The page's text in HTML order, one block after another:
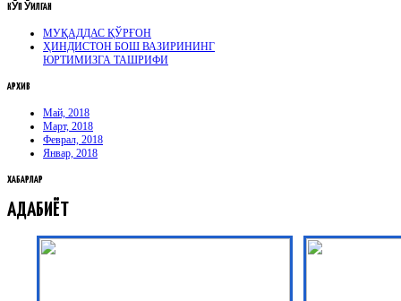
КӮП ӮҚИЛГАН
МУҚАДДАС ҚЎРҒОН
ҲИНДИСТОН БОШ ВАЗИРИНИНГ
ЮРТИМИЗГА ТАШРИФИ
АРХИВ
Май, 2018
Март, 2018
Феврал, 2018
Январ, 2018
ХАБАРЛАР
АДАБИЁТ